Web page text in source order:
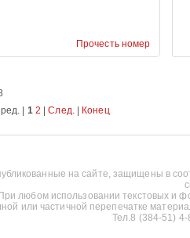
Прочесть номер
| 1 2 |След. | Конец
на сайте, защищены в
любом использовании текстовых и
или частичной перепечатке
Тел.8 (384-51)